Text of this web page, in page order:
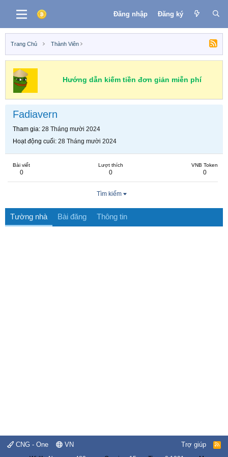
Đăng nhập Đăng ký
Trang Chủ Thành Viên
Hướng dẫn kiếm tiền đơn giản miễn phí
Fadiavern
Tham gia 28 Tháng mười 2024
Hoạt động cuối 28 Tháng mười 2024
Bài viết
0
Lượt thích
0
VNB Token
0
Tìm kiếm
Tường nhà Bài đăng Thông tin
CNG - One VN Trợ giúp
R